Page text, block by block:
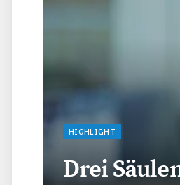
HIGHLIGHT
Drei